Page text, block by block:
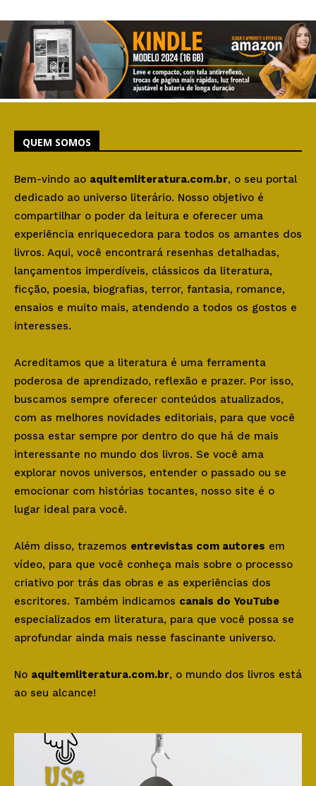
QUEM SOMOS
Bem-vindo ao aquitemliteratura.com.br, o seu portal
dedicado ao universo literário. Nosso objetivo é
compartilhar o poder da leitura e oferecer uma
experiência enriquecedora para todos os amantes dos
livros. Aqui, você encontrará resenhas detalhadas,
lançamentos imperdíveis, clássicos da literatura,
ficção, poesia, biografias, terror, fantasia, romance,
ensaios e muito mais, atendendo a todos os gostos e
interesses.
Acreditamos que a literatura é uma ferramenta
poderosa de aprendizado, reflexão e prazer. Por isso,
buscamos sempre oferecer conteúdos atualizados,
com as melhores novidades editoriais, para que você
possa estar sempre por dentro do que há de mais
interessante no mundo dos livros. Se você ama
explorar novos universos, entender o passado ou se
emocionar com histórias tocantes, nosso site é o
lugar ideal para você.
Além disso, trazemos entrevistas com autores em
vídeo, para que você conheça mais sobre o processo
criativo por trás das obras e as experiências dos
escritores. Também indicamos canais do YouTube
especializados em literatura, para que você possa se
aprofundar ainda mais nesse fascinante universo.
No aquitemliteratura.com.br, o mundo dos livros está
ao seu alcance!